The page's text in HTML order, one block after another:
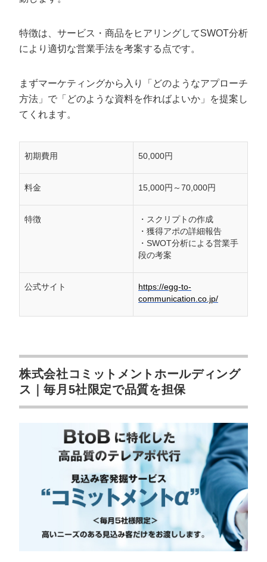
特徴は、サービス・商品をヒアリングしてSWOT分析
により適切な営業手法を考案する点です。
まずマーケティングから入り「どのようなアプローチ
方法」で「どのような資料を作ればよいか」を提案し
てくれます。
初期費用 50,000円
料金 15,000円～70,000円
特徴
・スクリプトの作成
・獲得アポの詳細報告
・SWOT分析による営業手
段の考案
公式サイト
https://egg-to-
communication.co.jp/
株式会社コミットメントホールディング
ス｜毎月5社限定で品質を担保